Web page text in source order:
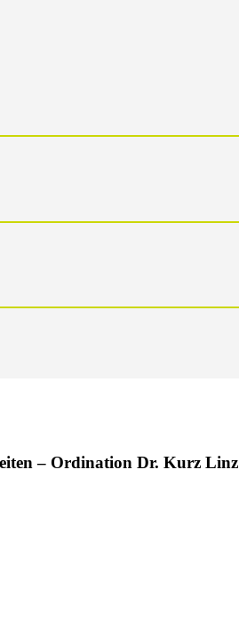
– Ordination Dr. Kurz Linz